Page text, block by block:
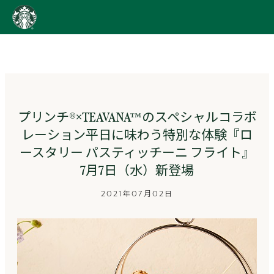
content
Go
ク
homepage
プリンチ®×TEAVANA™のスペシャルコラボ
レーション平日に味わう特別な体験『ロ
ースタリー パスティッチーニ フライト』
7月7日（水）新登場
2021年07月02日